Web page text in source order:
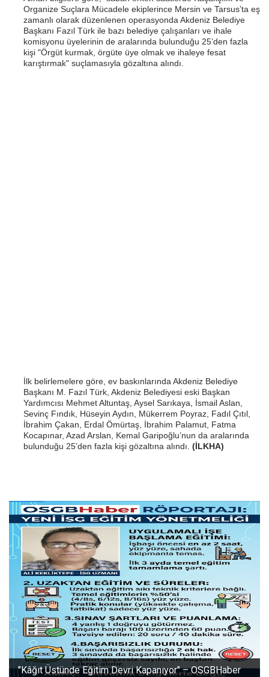
Organize Suçlara Mücadele ekiplerince Mersin ve Tarsus’ta eş
zamanlı olarak düzenlenen operasyonda Akdeniz Belediye
Başkanı Fazıl Türk ile bazı belediye çalışanları ve ihale
komisyonu üyelerinin de aralarında bulunduğu 25’den fazla
kişi "Örgüt kurmak, örgüte üye olmak ve ihaleye fesat
karıştırmak" suçlamasıyla gözaltına alındı.
İlk belirlemelere göre, ev baskınlarında Akdeniz Belediye
Başkanı M. Fazıl Türk, Akdeniz Belediyesi eski Başkan
Yardımcısı Mehmet Altuntaş, Aysel Sarıkaya, İsmail Aslan,
Sevinç Fındık, Hüseyin Aydın, Mükerrem Poyraz, Fadıl Çıtıl,
İbrahim Çakan, Erdal Ömürtaş, İbrahim Palamut, Fatma
Kocapınar, Azad Arslan, Kemal Garipoğlu’nun da aralarında
bulunduğu 25’den fazla kişi gözaltına alındı. (İLKHA)